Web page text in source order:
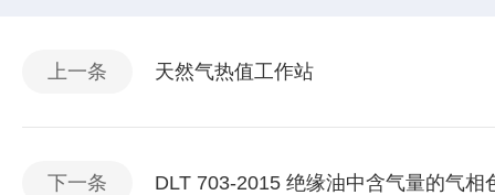
上一条 天然气热值工作站
下一条 DLT 703-2015 绝缘油中含气量的气相